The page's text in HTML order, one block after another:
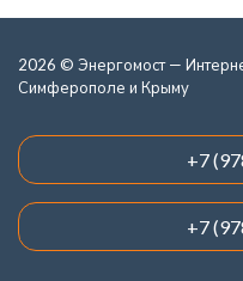
2026 © Энергомост —
Симферополе и Крыму
+7
+7